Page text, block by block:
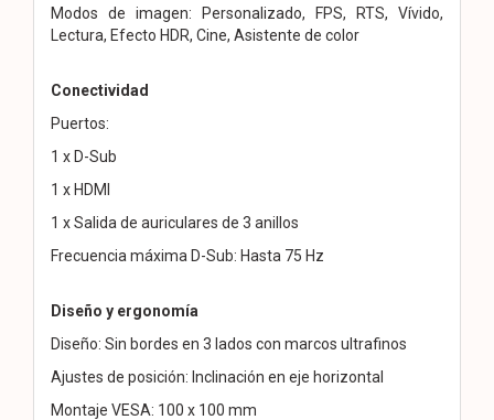
Modos de imagen: Personalizado, FPS, RTS, Vívido,
Lectura, Efecto HDR, Cine, Asistente de color
Conectividad
Puertos:
1 x D-Sub
1 x HDMI
1 x Salida de auriculares de 3 anillos
Frecuencia máxima D-Sub: Hasta 75 Hz
Diseño y ergonomía
Diseño: Sin bordes en 3 lados con marcos ultrafinos
Ajustes de posición: Inclinación en eje horizontal
Montaje VESA: 100 x 100 mm